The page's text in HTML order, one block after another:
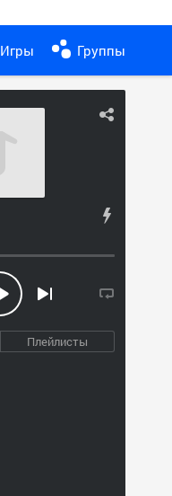
Игры Группы
Плейлисты